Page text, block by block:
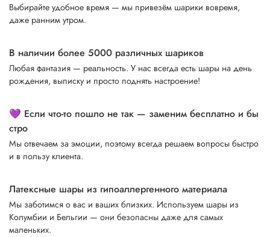
Выбирайте удобное время — мы привезём шарики вовремя,
даже ранним утром.
В наличии более 5000 различных шариков
Любая фантазия — реальность. У нас всегда есть шары на день
рождения, выписку и просто поднять настроение!
💜 Если что-то пошло не так — заменим бесплатно и бы
стро
Мы отвечаем за эмоции, поэтому всегда решаем вопросы быстро
и в пользу клиента.
Латексные шары из гипоаллергенного материала
Мы заботимся о вас и ваших близких. Используем шары из
Колумбии и Бельгии — они безопасны даже для самых
маленьких.